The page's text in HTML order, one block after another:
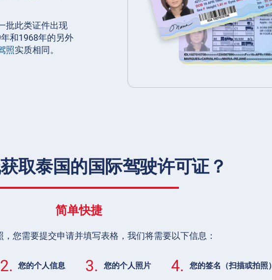
批此类证件出现
和1968年的另外
照实质相同。
取泰国的国际驾驶许可证？
简单快捷
您需要提交申请并填写表格，我们将需要以下信息：
2. 您的个人信息 3. 您的个人照片 4. 您的签名（扫描或拍照）